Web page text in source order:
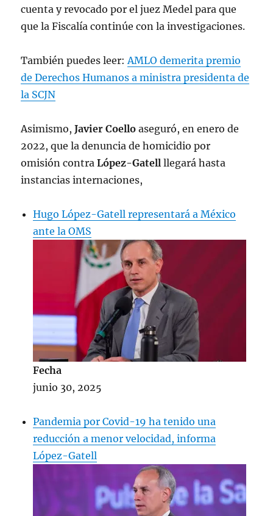
cuenta y revocado por el juez Medel para que
que la Fiscalía continúe con la investigaciones.
También puedes leer:AMLO demerita premio
de Derechos Humanos a ministra presidenta de
la SCJN
Asimismo,Javier Coelloaseguró, en enero de
2022, que la denuncia de homicidio por
omisión contra López-Gatellllegará hasta
instancias internaciones,
Hugo López-Gatell representará a México
ante la OMS
Fecha
junio 30, 2025
Pandemia por Covid-19 ha tenido una
reducción a menor velocidad, informa
López-Gatell